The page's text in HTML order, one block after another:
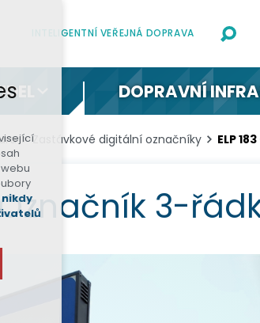
INTELIGENTNÍ VEŘEJNÁ DOPRAVA
DOPRAVNÍ
Zastávkové digitální označníky ELP
Označník 3-
nikdy